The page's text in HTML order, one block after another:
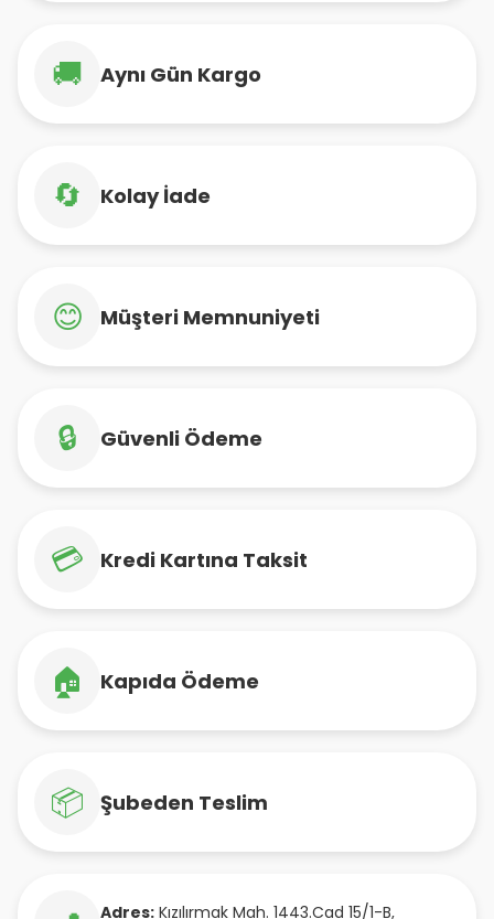
🚚 Aynı Gün Kargo
🔄 Kolay İade
😊 Müşteri Memnuniyeti
🔒 Güvenli Ödeme
💳 Kredi Kartına Taksit
🏠 Kapıda Ödeme
📦 Şubeden Teslim
Adres: Kızılırmak Mah. 1443.Cad 15/1-B,